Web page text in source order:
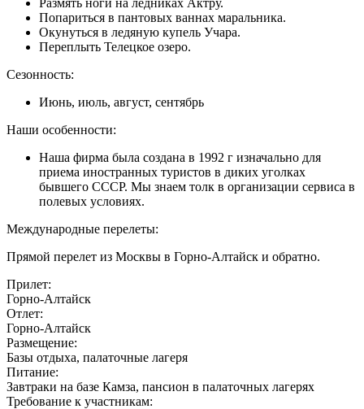
Попариться в пантовых ваннах маральника.
Окунуться в ледяную купель Учара.
Переплыть Телецкое озеро.
Сезонность:
Июнь, июль, август, сентябрь
Наши особенности:
Наша фирма была создана в 1992 г изначально для
приема иностранных туристов в диких уголках
бывшего СССР. Мы знаем толк в организации сервиса в
полевых условиях.
Международные перелеты:
Прямой перелет из Москвы в Горно-Алтайск и обратно.
Прилет:
Горно-Алтайск
Отлет:
Горно-Алтайск
Размещение:
Базы отдыха, палаточные лагеря
Питание:
Завтраки на базе Камза, пансион в палаточных лагерях
Требование к участникам: